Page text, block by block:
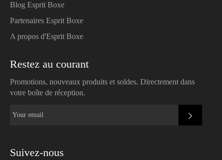
Blog Esprit Boxe
Partenaires Esprit Boxe
A propos d'Esprit Boxe
Restez au courant
Promotions, nouveaux produits et soldes. Directement dans
votre boîte de réception.
Suivez-nous